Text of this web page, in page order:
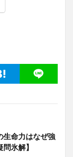
生命力はなぜ強
氷解】